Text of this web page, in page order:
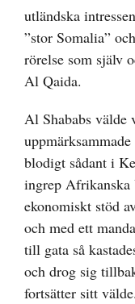
utländska
”stor Somalia”
rörelse som själv
Al Qaida.
Al Shababs välde
blodigt sådant i
ingrep Afrikanska
ekonomiskt stöd
och med ett
till gata så
och drog sig
fortsätter sitt